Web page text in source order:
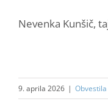
Nevenka Kunšič,
9. aprila 2026 | Obvestila